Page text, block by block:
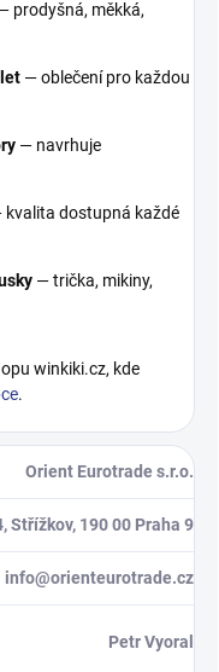
prodyšná, měkká,
— oblečení pro každou
— navrhuje
kvalita dostupná každé
— trička, mikiny,
winkiki.cz, kde
.
Orient Eurotrade s.r.o.
Střížkov, 190 00 Praha 9
info@orienteurotrade.cz
Petr Vyoral